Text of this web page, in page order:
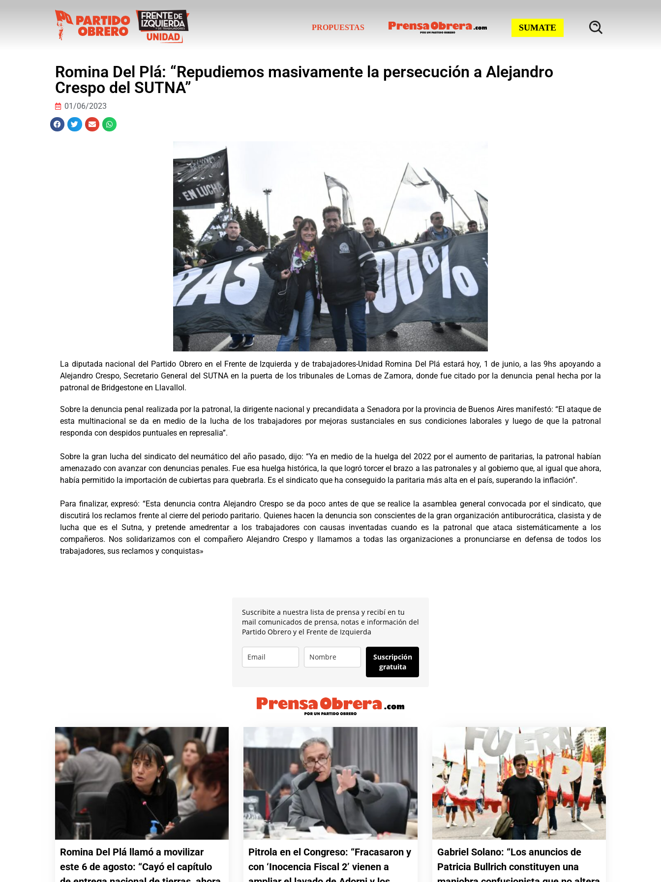
PROPUESTAS SUMATE
Romina Del Plá: “Repudiemos masivamente la persecución a Alejandro
Crespo del SUTNA”
01/06/2023
La diputada nacional del Partido Obrero en el Frente de Izquierda y de trabajadores-Unidad Romina Del Plá estará hoy, 1 de junio, a las 9hs apoyando a
Alejandro Crespo, Secretario General del SUTNA en la puerta de los tribunales de Lomas de Zamora, donde fue citado por la denuncia penal hecha por la
patronal de Bridgestone en Llavallol.
Sobre la denuncia penal realizada por la patronal, la dirigente nacional y precandidata a Senadora por la provincia de Buenos Aires manifestó: “El ataque de
esta multinacional se da en medio de la lucha de los trabajadores por mejoras sustanciales en sus condiciones laborales y luego de que la patronal
responda con despidos puntuales en represalia”.
Sobre la gran lucha del sindicato del neumático del año pasado, dijo: “Ya en medio de la huelga del 2022 por el aumento de paritarias, la patronal habían
amenazado con avanzar con denuncias penales. Fue esa huelga histórica, la que logró torcer el brazo a las patronales y al gobierno que, al igual que ahora,
había permitido la importación de cubiertas para quebrarla. Es el sindicato que ha conseguido la paritaria más alta en el país, superando la inflación”.
Para finalizar, expresó: “Esta denuncia contra Alejandro Crespo se da poco antes de que se realice la asamblea general convocada por el sindicato, que
discutirá los reclamos frente al cierre del periodo paritario. Quienes hacen la denuncia son conscientes de la gran organización antiburocrática, clasista y de
lucha que es el Sutna, y pretende amedrentar a los trabajadores con causas inventadas cuando es la patronal que ataca sistemáticamente a los
compañeros. Nos solidarizamos con el compañero Alejandro Crespo y llamamos a todas las organizaciones a pronunciarse en defensa de todos los
trabajadores, sus reclamos y conquistas»
Suscribite a nuestra lista de prensa y recibí en tu
mail comunicados de prensa, notas e información del
Partido Obrero y el Frente de Izquierda
Suscripción
gratuita
Romina Del Plá llamó a movilizar
este 6 de agosto: “Cayó el capítulo
Pitrola en el Congreso: “Fracasaron y
con ‘Inocencia Fiscal 2’ vienen a
Gabriel Solano: “Los anuncios de
Patricia Bullrich constituyen una